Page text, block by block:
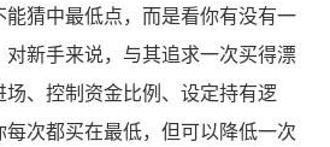
猜中最低点，而是看你有没有一
新手来说，与其追求一次买得漂
、控制资金比例、设定持有逻
次都买在最低，但可以降低一次